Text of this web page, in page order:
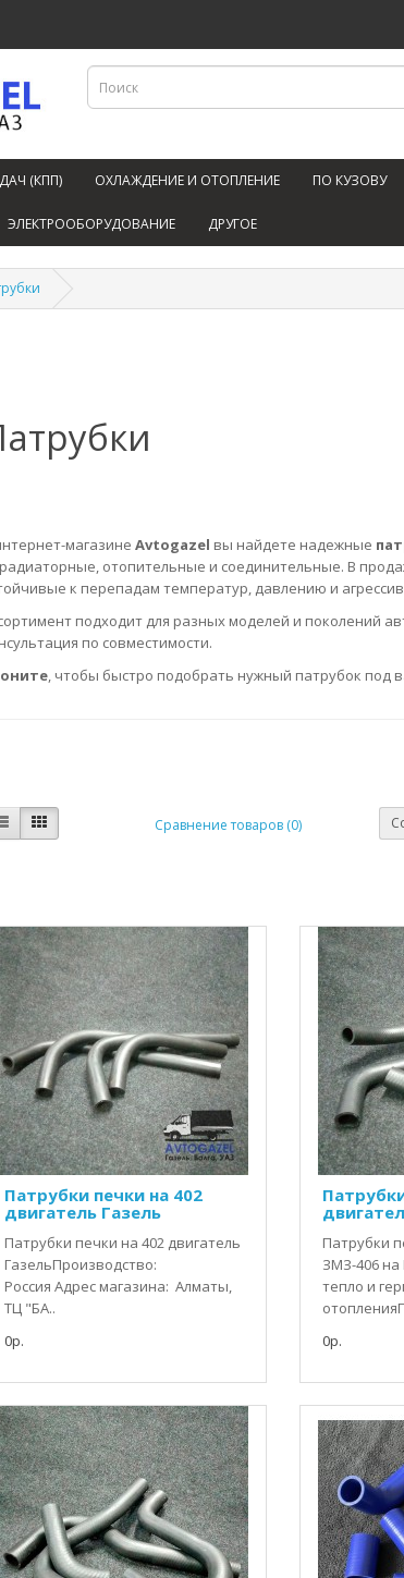
(КПП) ОХЛАЖДЕНИЕ И ОТОПЛЕНИЕ ПО КУЗОВУ
ЭЛЕКТРООБОРУДОВАНИЕ ДРУГОЕ
магазине Avtogazel вы найдете надежные
отопительные и соединительные. В
к перепадам температур, давлению и
подходит для разных моделей и поколений
по совместимости.
, чтобы быстро подобрать нужный патрубок под
Сравнение товаров (0)
Патрубки печки на 402
двигатель Газель
Патрубки печки на 402 двигатель
ГазельПроизводство:
Россия Адрес магазина: Алматы,
ТЦ "БА..
0р.
Патрубки
ЗМЗ-406
тепло и
0р.